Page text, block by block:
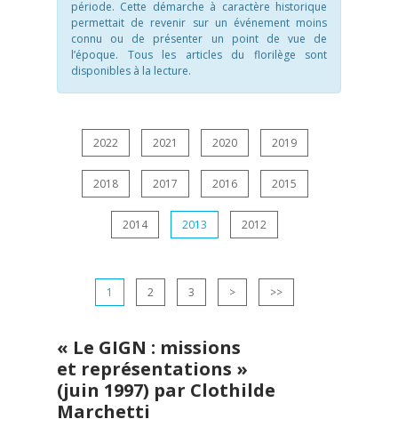
période. Cette démarche à caractère historique
permettait de revenir sur un événement moins
connu ou de présenter un point de vue de
l’époque. Tous les articles du florilège sont
disponibles à la lecture.
2022 2021 2020 2019
2018 2017 2016 2015
2014 2013 2012
1 2 3 > >>
« Le GIGN : missions
et représentations »
(juin 1997) par Clothilde
Marchetti